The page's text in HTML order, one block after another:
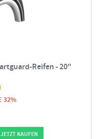
Reifen - 20"
32%
JETZT KAUFEN